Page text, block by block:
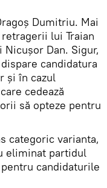
Dumitriu. Mai
lui Traian
Dan. Sigur,
candidatura
și în cazul
cedează
să opteze pentru
categoric varianta,
eliminat partidul
candidaturile